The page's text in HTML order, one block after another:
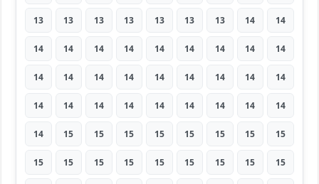
13 13 13 13 13 13 13 14 14
14 14 14 14 14 14 14 14 14
14 14 14 14 14 14 14 14 14
14 14 14 14 14 14 14 14 14
14 15 15 15 15 15 15 15 15
15 15 15 15 15 15 15 15 15